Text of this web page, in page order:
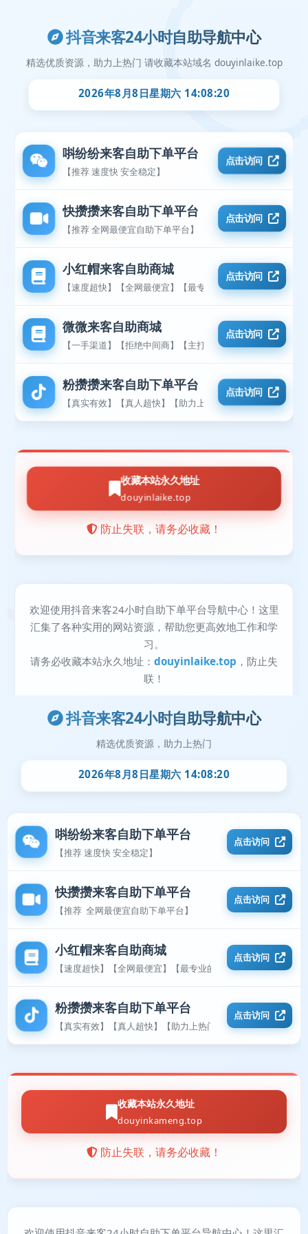
抖音来客24小时自助导航中心
精选优质资源，助力上热门
2026年8月8日星期六 14:08:21
唞纷纷来客自助下单平台
【推荐 速度快 安全稳定】
点击访问
快攒攒来客自助下单平台
【推荐 全网最便宜自助下单平台】
点击访问
小红帽来客自助商城
【速度超快】【全网最便宜】【最专业的平台】
点击访问
粉攒攒来客自助下单平台
【真实有效】【真人超快】【助力上热门】
点击访问
收藏本站永久地址
douyinkameng.top
防止失联，请务必收藏！